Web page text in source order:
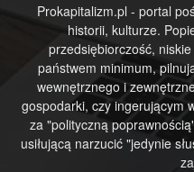
Prokapitalizm.pl - portal
historii, kulturze.
przedsiębiorczość,
państwem minimum,
wewnętrznego i
gospodarki, czy ingerującym
za "polityczną
usiłującą narzucić "jedynie